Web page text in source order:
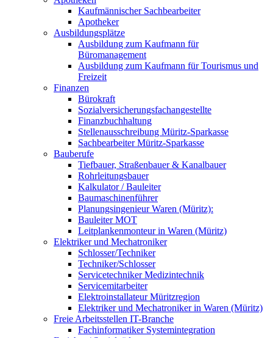
Kaufmännischer Sachbearbeiter
Apotheker
Ausbildungsplätze
Ausbildung zum Kaufmann für
Büromanagement
Ausbildung zum Kaufmann für Tourismus und
Freizeit
Finanzen
Bürokraft
Sozialversicherungsfachangestellte
Finanzbuchhaltung
Stellenausschreibung Müritz-Sparkasse
Sachbearbeiter Müritz-Sparkasse
Bauberufe
Tiefbauer, Straßenbauer & Kanalbauer
Rohrleitungsbauer
Kalkulator / Bauleiter
Baumaschinenführer
Planungsingenieur Waren (Müritz):
Bauleiter MOT
Leitplankenmonteur in Waren (Müritz)
Elektriker und Mechatroniker
Schlosser/Techniker
Techniker/Schlosser
Servicetechniker Medizintechnik
Servicemitarbeiter
Elektroinstallateur Müritzregion
Elektriker und Mechatroniker in Waren (Müritz)
Freie Arbeitsstellen IT-Branche
Fachinformatiker Systemintegration